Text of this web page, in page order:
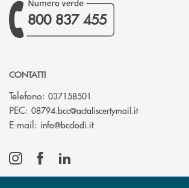
800 837 455
CONTATTI
Telefono: 037158501
PEC: 08794.bcc@actaliscertymail.it(si apre
E-mail: info@bcclodi.it(si apre l’app di posta